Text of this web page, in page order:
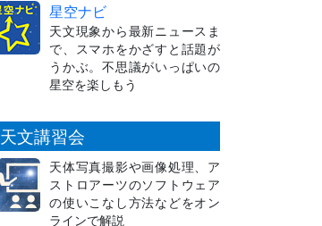
星空ナビ
天文現象から最新ニュースま
で、スマホをかざすと話題が
うかぶ。不思議がいっぱいの
星空を楽しもう
天文講習会
天体写真撮影や画像処理、ア
ストロアーツのソフトウェア
の使いこなし方法などをオン
ラインで解説